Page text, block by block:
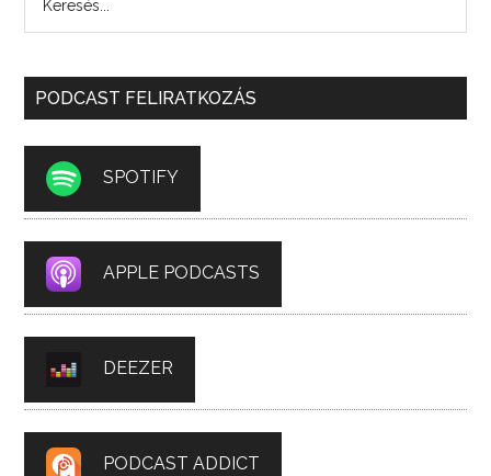
PODCAST FELIRATKOZÁS
SPOTIFY
APPLE PODCASTS
DEEZER
PODCAST ADDICT